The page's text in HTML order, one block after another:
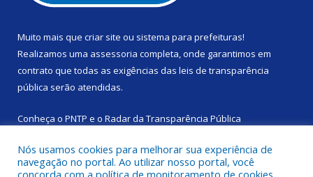
Muito mais que criar site ou sistema para prefeituras!
Realizamos uma assessoria completa, onde garantimos em
contrato que todas as exigências das leis de transparência
pública serão atendidas.
Conheça o PNTP e o Radar da Transparência Pública
Nós usamos cookies para melhorar sua experiência de
navegação no portal. Ao utilizar nosso portal, você
concorda com a política de monitoramento de cookies.